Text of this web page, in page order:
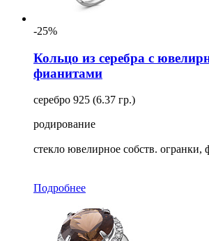
-25%
Кольцо из серебра с
фианитами
серебро 925 (6.37 гр.)
родирование
стекло ювелирное собств. огранки,
Подробнее